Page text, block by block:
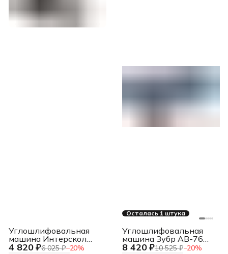
4 820 ₽6 025 ₽−20%
Углошлифовальная
машина Интерскол
УШМ-125/1100Э
Осталась 1 штука
8 420 ₽10 525 ₽−20%
Углошлифовальная
машина Зубр AB-76
20000об/мин